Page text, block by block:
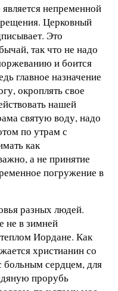
непременной
Церковный
Это
так что не надо
и боится
главное назначение
окроплять свое
нашей
святую воду, надо
по утрам с
как
а не принятие
погружение в
разных людей.
не в зимней
Иордане. Как
христианин со
больным сердцем, для
прорубь